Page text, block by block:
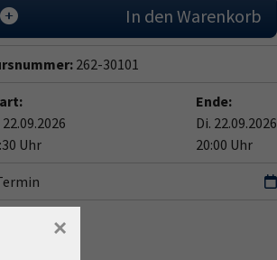
In den Warenkorb
262-30101
22.09.2026
Uhr
Ende:
Di. 22.09.2026
20:00 Uhr
×